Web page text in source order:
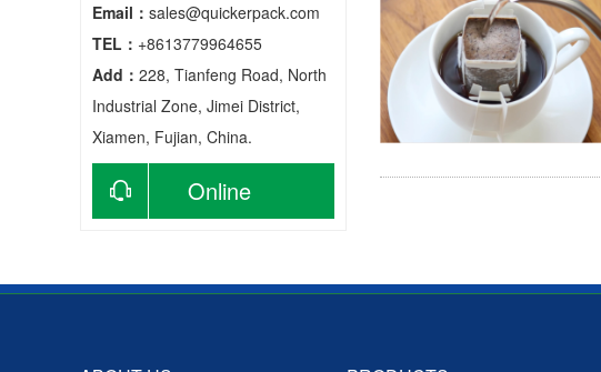
Email： sales@quickerpack.com
TEL： +8613779964655
Add： 228, Tianfeng Road, North
Industrial Zone, Jimei District,
Xiamen, Fujian, China.
Online